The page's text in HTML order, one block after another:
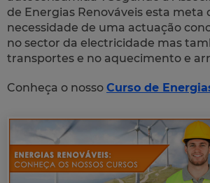
de Energias Renováveis esta meta
necessidade de uma actuação
no sector da electricidade mas
transportes e no aquecimento e
Conheça o nosso Curso de